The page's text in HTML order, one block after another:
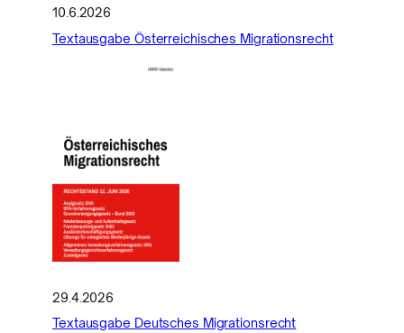
10.6.2026
Textausgabe Österreichisches Migrationsrecht
29.4.2026
Textausgabe Deutsches Migrationsrecht